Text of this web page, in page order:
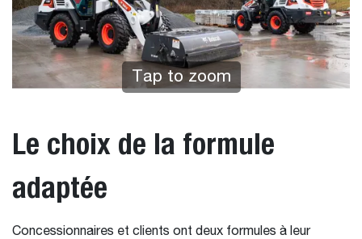
Tap to zoom
Le choix de la formule
adaptée
Concessionnaires et clients ont deux formules à leur